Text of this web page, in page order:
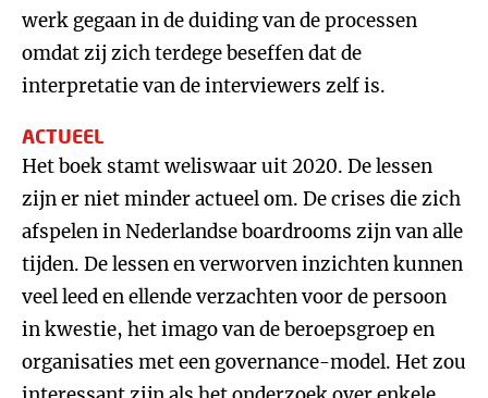
werk gegaan in de duiding van de processen
omdat zij zich terdege beseffen dat de
interpretatie van de interviewers zelf is.
ACTUEEL
Het boek stamt weliswaar uit 2020. De lessen
zijn er niet minder actueel om. De crises die zich
afspelen in Nederlandse boardrooms zijn van alle
tijden. De lessen en verworven inzichten kunnen
veel leed en ellende verzachten voor de persoon
in kwestie, het imago van de beroepsgroep en
organisaties met een governance-model. Het zou